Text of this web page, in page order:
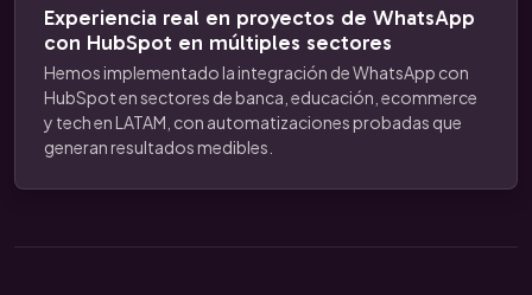
Experiencia real en proyectos de WhatsApp
con HubSpot en múltiples sectores
Hemos implementado la integración de WhatsApp con
HubSpot en sectores de banca, educación, ecommerce
y tech en LATAM, con automatizaciones probadas que
generan resultados medibles.